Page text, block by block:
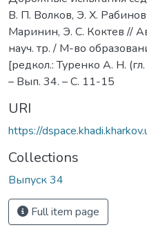
В. П. Волков, Э. Х.
Маринин, Э. С. Коктев //
науч. тр. / М-во
[редкол.: Туренко А. Н.
– Вып. 34. – С. 11-15
URI
https://
Collections
Выпуск 34
Full item page